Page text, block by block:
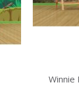
Winnie